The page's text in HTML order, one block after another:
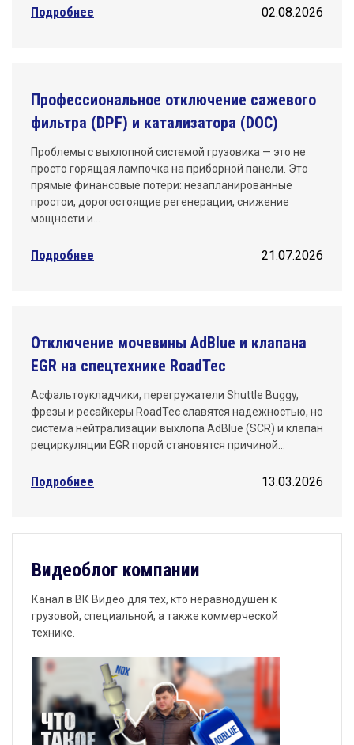
02.08.2026
Подробнее
Профессиональное отключение сажевого
фильтра (DPF) и катализатора (DOC)
Проблемы с выхлопной системой грузовика — это не
просто горящая лампочка на приборной панели. Это
прямые финансовые потери: незапланированные
простои, дорогостоящие регенерации, снижение
мощности и…
21.07.2026
Подробнее
Отключение мочевины AdBlue и клапана
EGR на спецтехнике RoadTec
Асфальтоукладчики, перегружатели Shuttle Buggy,
фрезы и ресайкеры RoadTec славятся надежностью, но
система нейтрализации выхлопа AdBlue (SCR) и клапан
рециркуляции EGR порой становятся причиной…
13.03.2026
Подробнее
Видеоблог компании
Канал в ВК Видео для тех, кто неравнодушен к
грузовой, специальной, а также коммерческой
технике.